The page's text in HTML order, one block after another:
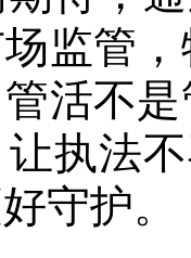
监管
活不
执法
守护。